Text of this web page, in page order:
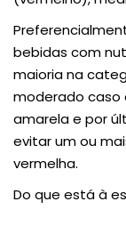
bebidas com
maioria na
moderado caso
amarela e por
evitar um ou
vermelha.
Do que está à